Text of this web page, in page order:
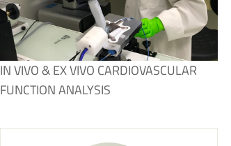
IN VIVO & EX VIVO CARDIOVASCULAR
FUNCTION ANALYSIS